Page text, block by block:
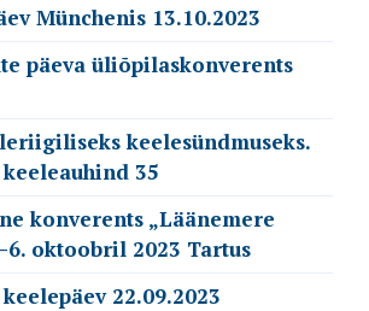
Münchenis 13.10.2023
päeva üliõpilaskonverents
keelesündmuseks.
35
konverents „Läänemere
oktoobril 2023 Tartus
22.09.2023